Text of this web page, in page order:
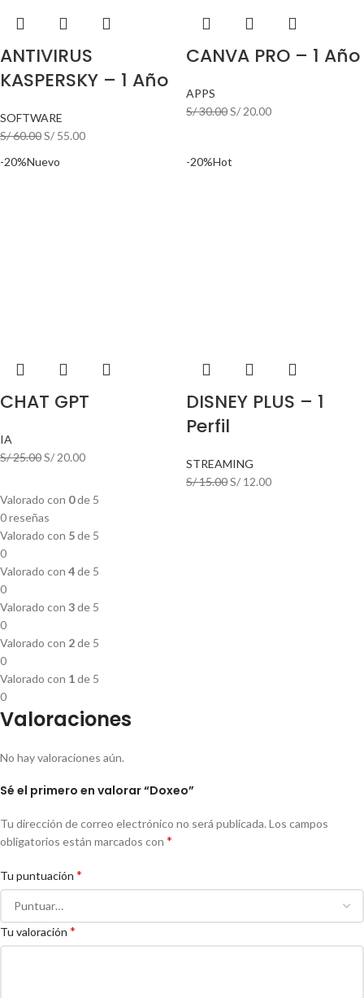
ANTIVIRUS
KASPERSKY – 1 Año
SOFTWARE
S/60.00S/ 55.00
CANVA PRO – 1 Año
APPS
S/30.00S/20.00
-20%Nuevo
CHAT GPT
IA
S/25.00S/20.00
-20%Hot
DISNEY PLUS – 1
Perfil
STREAMING
S/15.00S/ 12.00
Valorado con 0de 5
0 reseñas
Valorado con 5de 5
0
Valorado con 4de 5
0
Valorado con 3de 5
0
Valorado con 2de 5
0
Valorado con 1de 5
0
Valoraciones
No hay valoraciones aún.
Sé el primero en valorar “Doxeo”
Tu dirección de correo electrónico no será publicada.Los campos
obligatorios están marcados con *
Tu puntuación *
Tu valoración *